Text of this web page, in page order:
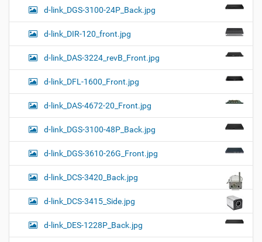
d-link_DGS-3100-24P_Back.jpg
d-link_DIR-120_front.jpg
d-link_DAS-3224_revB_Front.jpg
d-link_DFL-1600_Front.jpg
d-link_DAS-4672-20_Front.jpg
d-link_DGS-3100-48P_Back.jpg
d-link_DGS-3610-26G_Front.jpg
d-link_DCS-3420_Back.jpg
d-link_DCS-3415_Side.jpg
d-link_DES-1228P_Back.jpg